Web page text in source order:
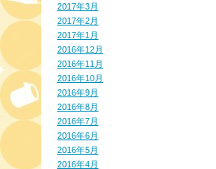
2017年3月
2017年2月
2017年1月
2016年12月
2016年11月
2016年10月
2016年9月
2016年8月
2016年7月
2016年6月
2016年5月
2016年4月